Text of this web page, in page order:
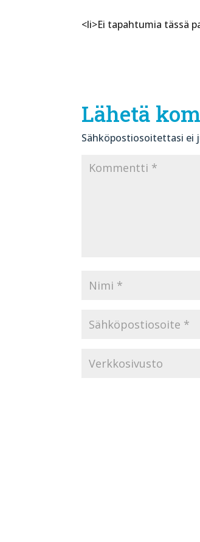
<li>Ei tapahtumia tässä
Lähetä
Sähköpostiosoitettasi ei